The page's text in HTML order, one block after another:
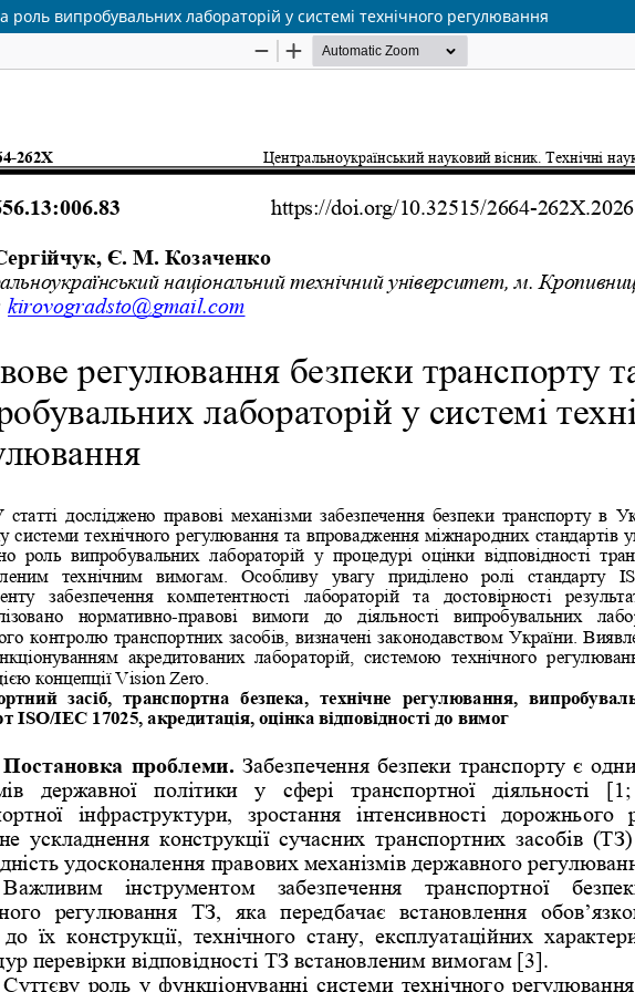
випробувальних лабораторій у системі технічного регулювання